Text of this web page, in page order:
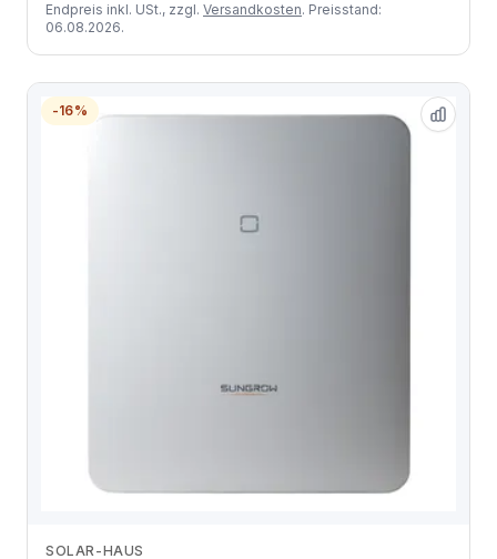
Endpreis inkl. USt., zzgl. Versandkosten. Preisstand:
06.08.2026.
-16%
SOLAR-HAUS